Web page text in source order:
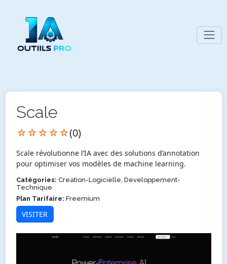
Scale
☆☆☆☆☆(0)
Scale révolutionne l’IA avec des solutions d’annotation
pour optimiser vos modèles de machine learning.
Catégories: Creation-Logicielle, Developpement-
Technique
Plan Tarifaire: Freemium
VISITER